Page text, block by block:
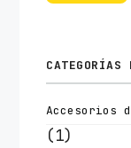
CATEGORÍAS
Accesorios
(1)